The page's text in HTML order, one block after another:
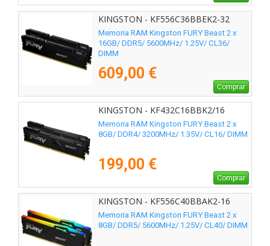
KINGSTON - KF556C36BBEK2-32
Memoria RAM Kingston FURY Beast 2 x
16GB/ DDR5/ 5600MHz/ 1.25V/ CL36/
DIMM
609,00 €
Comprar
KINGSTON - KF432C16BBK2/16
Memoria RAM Kingston FURY Beast 2 x
8GB/ DDR4/ 3200MHz/ 1.35V/ CL16/ DIMM
199,00 €
Comprar
KINGSTON - KF556C40BBAK2-16
Memoria RAM Kingston FURY Beast 2 x
8GB/ DDR5/ 5600MHz/ 1.25V/ CL40/ DIMM